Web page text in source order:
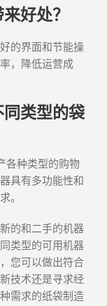
好处？
的界面和节能操
，降低运营成
类型的袋
各种类型的购物
具有多功能性和
。
的和二手的机器
类型的可用机器
您可以做出符合
技术还是寻求经
需求的纸袋制造